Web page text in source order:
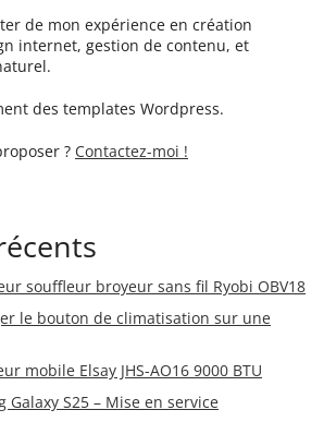
de mon expérience en création
internet, gestion de contenu, et
des templates Wordpress.
? Contactez-moi !
souffleur broyeur sans fil Ryobi OBV18
le bouton de climatisation sur une
mobile Elsay JHS-AO16 9000 BTU
Galaxy S25 – Mise en service